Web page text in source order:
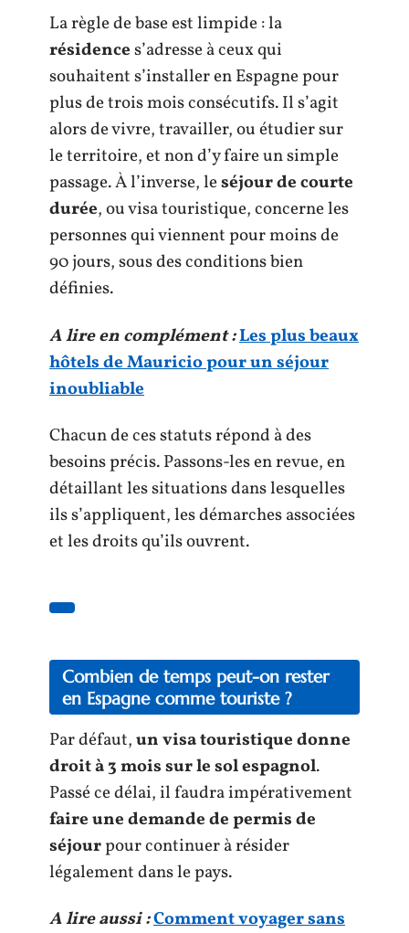
La règle de base est limpide : la
résidences’adresse à ceux qui
souhaitent s’installer en Espagne pour
plus de trois mois consécutifs. Il s’agit
alors de vivre, travailler, ou étudier sur
le territoire, et non d’y faire un simple
passage. À l’inverse, leséjour de courte
durée, ou visa touristique, concerne les
personnes qui viennent pour moins de
90 jours, sous des conditions bien
définies.
A lire en complément :Les plus beaux
hôtels de Mauricio pour un séjour
inoubliable
Chacun de ces statuts répond à des
besoins précis. Passons-les en revue, en
détaillant les situations dans lesquelles
ils s’appliquent, les démarches associées
et les droits qu’ils ouvrent.
Combien de temps peut-on rester
en Espagne comme touriste ?
Par défaut,un visa touristique donne
droit à 3 mois sur le sol espagnol.
Passé ce délai, il faudra impérativement
faire une demande de permis de
séjourpour continuer à résider
légalement dans le pays.
A lire aussi :Comment voyager sans